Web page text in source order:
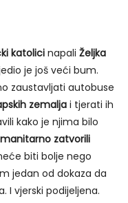
katolici napali Željka
je još veći bum.
zaustavljati autobuse
zemalja i tjerati ih
kako je njima bilo
zatvorili
biti bolje nego
jedan od dokaza da
I vjerski podijeljena.